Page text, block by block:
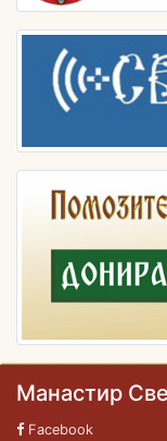
Манастир
Facebook